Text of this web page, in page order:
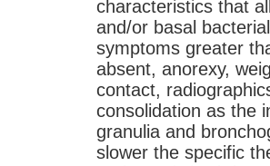
characteristics that
and/or basal
symptoms greater
absent, anorexy,
contact,
consolidation as the
granulia and
slower the specific